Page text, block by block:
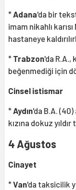
*Adana'da bir
imam nikahlı karısı
hastaneye
* Trabzon'da R.A.,
beğenmediği için
Cinsel istismar
*Aydın'da B.A. (40)
kızına dokuz
4 Ağustos
Cinayet
*Van'da taksicilik